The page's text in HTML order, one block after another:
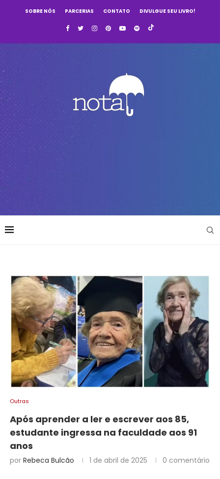
SOBRE NÓS PARCERIAS CONTATO DIVULGUE SEU LIVRO!
Outras
Após aprender a ler e escrever aos 85,
estudante ingressa na faculdade aos 91
anos
por Rebeca Bulcão 1 de abril de 2025 0 comentário